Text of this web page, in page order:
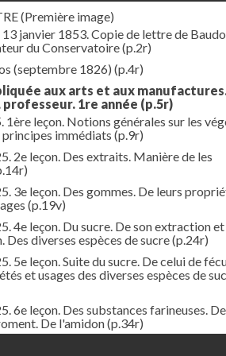
(Première image)
janvier 1853. Copie de lettre de
du Conservatoire(p.2r)
(septembre 1826) (p.4r)
aux arts et aux
1re année (p.5r)
1ère leçon. Notions générales sur les
principes immédiats (p.9r)
2e leçon. Des extraits. Manière de les
3e leçon. Des gommes. De leurs
(p.19v)
4e leçon. Du sucre. De son extraction et
diverses espèces de sucre(p.24r)
5e leçon. Suite du sucre. De celui de
et usages des diverses espèces de
6e leçon. Des substances farineuses.
De l'amidon(p.34r)